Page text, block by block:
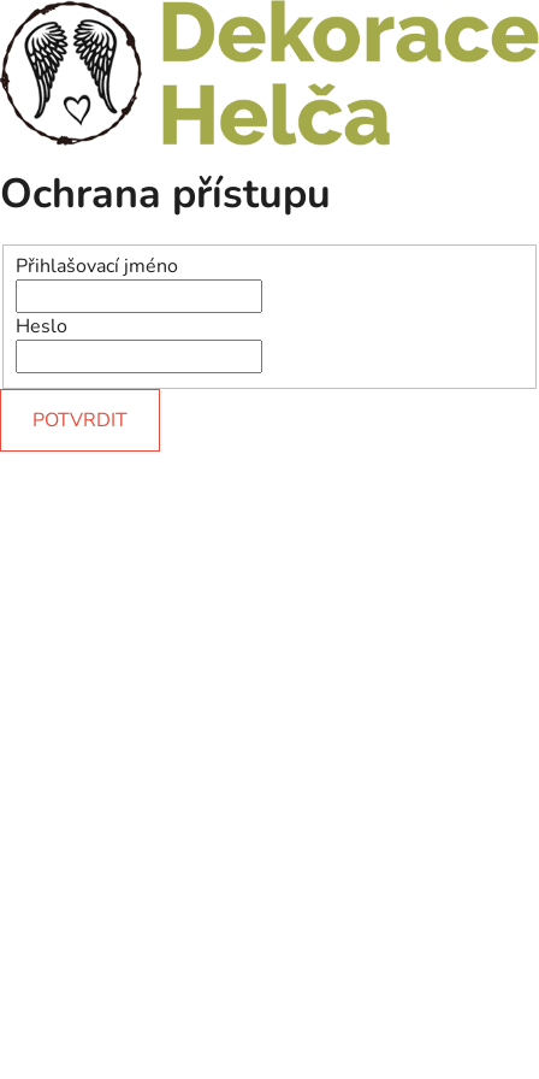
Ochrana přístupu
Přihlašovací jméno
Heslo
POTVRDIT